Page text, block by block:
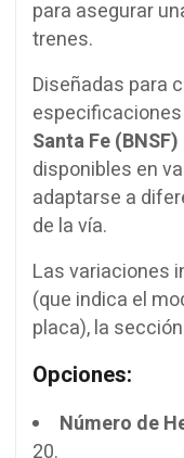
para asegurar
trenes.
Diseñadas para
Santa Fe (BNSF)
disponibles en
adaptarse a
de la vía.
Las variaciones
(que indica el
placa), la
Opciones:
Número de
20.